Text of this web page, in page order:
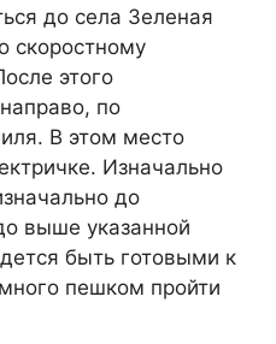
до села Зеленая
скоростному
этого
по
В этом место
Изначально
до
выше указанной
быть готовыми к
пешком пройти